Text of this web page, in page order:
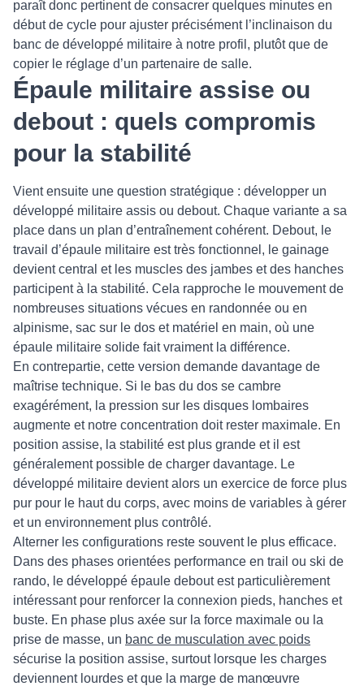
paraît donc pertinent de consacrer quelques minutes en
début de cycle pour ajuster précisément l’inclinaison du
banc de développé militaire à notre profil, plutôt que de
copier le réglage d’un partenaire de salle.
Épaule militaire assise ou
debout : quels compromis
pour la stabilité
Vient ensuite une question stratégique : développer un
développé militaire assis ou debout. Chaque variante a sa
place dans un plan d’entraînement cohérent. Debout, le
travail d’épaule militaire est très fonctionnel, le gainage
devient central et les muscles des jambes et des hanches
participent à la stabilité. Cela rapproche le mouvement de
nombreuses situations vécues en randonnée ou en
alpinisme, sac sur le dos et matériel en main, où une
épaule militaire solide fait vraiment la différence.
En contrepartie, cette version demande davantage de
maîtrise technique. Si le bas du dos se cambre
exagérément, la pression sur les disques lombaires
augmente et notre concentration doit rester maximale. En
position assise, la stabilité est plus grande et il est
généralement possible de charger davantage. Le
développé militaire devient alors un exercice de force plus
pur pour le haut du corps, avec moins de variables à gérer
et un environnement plus contrôlé.
Alterner les configurations reste souvent le plus efficace.
Dans des phases orientées performance en trail ou ski de
rando, le développé épaule debout est particulièrement
intéressant pour renforcer la connexion pieds, hanches et
buste. En phase plus axée sur la force maximale ou la
prise de masse, un banc de musculation avec poids
sécurise la position assise, surtout lorsque les charges
deviennent lourdes et que la marge de manœuvre